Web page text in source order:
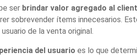
ser brindar valor agregado al
sobrevender ítems innecesarios.
de la venta original.
del usuario es lo que